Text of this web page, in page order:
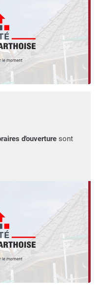
visite sur notre site, à
d'ouverture sont
pouvez retrouver
à nous contacter via
téléphone au
visite sur notre site, à